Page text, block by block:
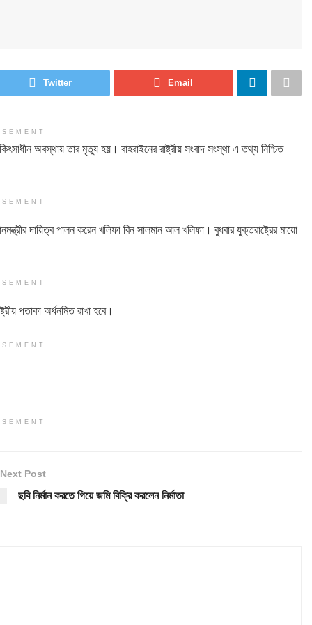
Twitter Email
অবস্থায় তার মৃত্যু হয়। বাহরাইনের রাষ্ট্রীয় সংবাদ সংস্থা এ তথ্য নিশ্চিত
দায়িত্ব পালন করেন খলিফা বিন সালমান আল খলিফা। বুধবার যুক্তরাষ্ট্রের মায়ো
পতাকা অর্ধনমিত রাখা হবে।
Next Post
ছবি নির্মান করতে গিয়ে জমি বিক্রি করলেন নির্মাতা